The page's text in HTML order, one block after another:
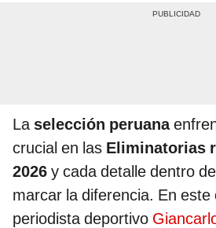
La selección peruana
crucial en las Eliminatorias
2026 y cada detalle dentro
marcar la diferencia. En este
periodista deportivo